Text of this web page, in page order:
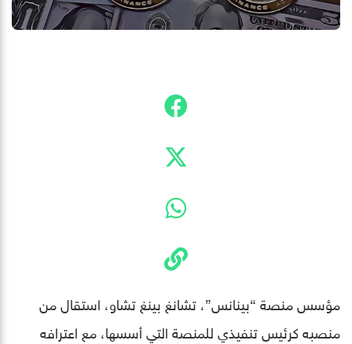
مؤسس منصة “بينانس”، تشانغ بينغ تشاو، استقال من
منصبه كرئيس تنفيذي للمنصة التي أسسها، مع اعترافه